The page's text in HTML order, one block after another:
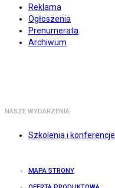
Reklama
Ogłoszenia
Prenumerata
Archiwum
NASZE WYDARZENIA
Szkolenia i konferencje
MAPA STRONY